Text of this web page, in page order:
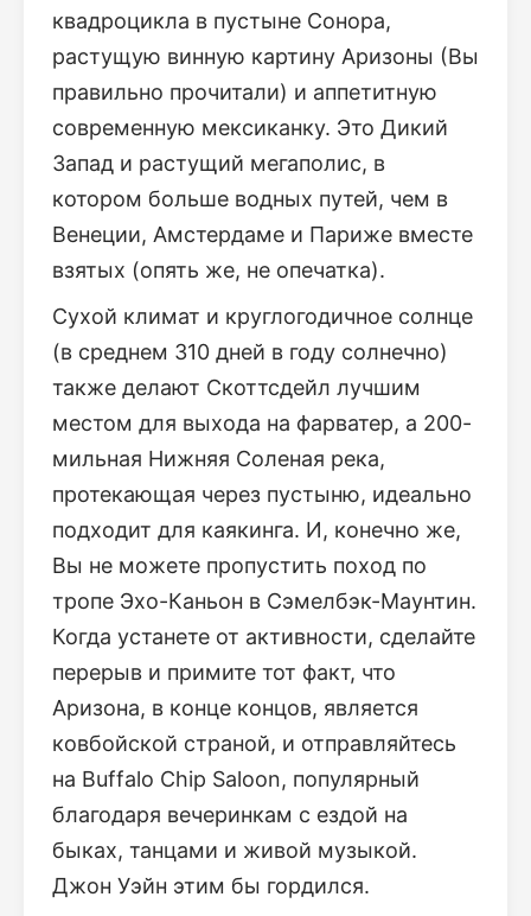
квадроцикла в пустыне Сонора,
растущую винную картину Аризоны (Вы
правильно прочитали) и аппетитную
современную мексиканку. Это Дикий
Запад и растущий мегаполис, в
котором больше водных путей, чем в
Венеции, Амстердаме и Париже вместе
взятых (опять же, не опечатка).
Сухой климат и круглогодичное солнце
(в среднем 310 дней в году солнечно)
также делают Скоттсдейл лучшим
местом для выхода на фарватер, а 200-
мильная Нижняя Соленая река,
протекающая через пустыню, идеально
подходит для каякинга. И, конечно же,
Вы не можете пропустить поход по
тропе Эхо-Каньон в Сэмелбэк-Маунтин.
Когда устанете от активности, сделайте
перерыв и примите тот факт, что
Аризона, в конце концов, является
ковбойской страной, и отправляйтесь
на Buffalo Chip Saloon, популярный
благодаря вечеринкам с ездой на
быках, танцами и живой музыкой.
Джон Уэйн этим бы гордился.